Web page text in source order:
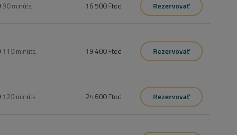
90minúta 16 500 Ftod Rezervovať
110minúta 19 400 Ftod
Rezervovať
120minúta 24 600 Ftod Rezervovať